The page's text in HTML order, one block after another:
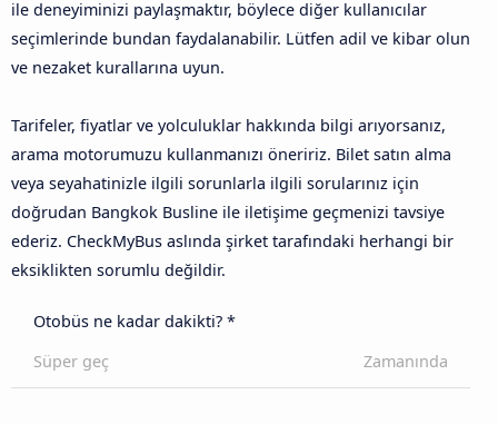
ile deneyiminizi paylaşmaktır, böylece diğer kullanıcılar
seçimlerinde bundan faydalanabilir. Lütfen adil ve kibar olun
ve nezaket kurallarına uyun.
Tarifeler, fiyatlar ve yolculuklar hakkında bilgi arıyorsanız,
arama motorumuzu kullanmanızı öneririz. Bilet satın alma
veya seyahatinizle ilgili sorunlarla ilgili sorularınız için
doğrudan Bangkok Busline ile iletişime geçmenizi tavsiye
ederiz. CheckMyBus aslında şirket tarafındaki herhangi bir
eksiklikten sorumlu değildir.
Otobüs ne kadar dakikti? *
Süper geç
Zamanında